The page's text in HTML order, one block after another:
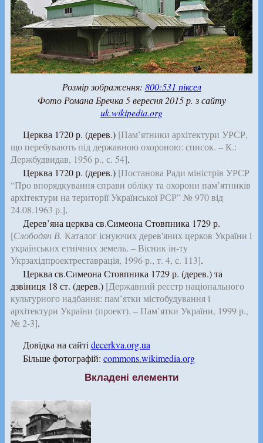
Розмір зображення: 800:531 піксел
Фото Романа Бречка 5 вересня 2015 р. з сайту
uk.wikipedia.org
Церква 1720 р. (дерев.) [Пам’ятники архітектури УРСР,
що перебувають під державною охороною: список. – К.:
Держбудвидав, 1956 р., с. 54].
Церква 1720 р. (дерев.) [Постанова Ради міністрів УРСР
“Про впорядкування справи обліку та охорони пам’ятників
архітектури на території Української РСР” № 970 від
24.08.1963 р.].
Дерев’яна церква св.Симеона Стовпника 1729 р.
[Слободян В. Каталог існуючих дерев'яних церков України і
українських етнічних земель. – Вісник ін-ту
Укрзахідпроектреставрація, 1996 р., т. 4, с. 113].
Церква св.Симеона Стовпника 1729 р. (дерев.) та
дзвіниця 18 ст. (дерев.) [Державний реєстр національного
культурного надбання: пам’ятки містобудування і
архітектури України (проект). – Пам’ятки України, 1999 р.,
№ 2-3].
Довідка на сайтіdecerkva.org.ua
Більше фотографій: commons.wikimedia.org
Вкладені елементи